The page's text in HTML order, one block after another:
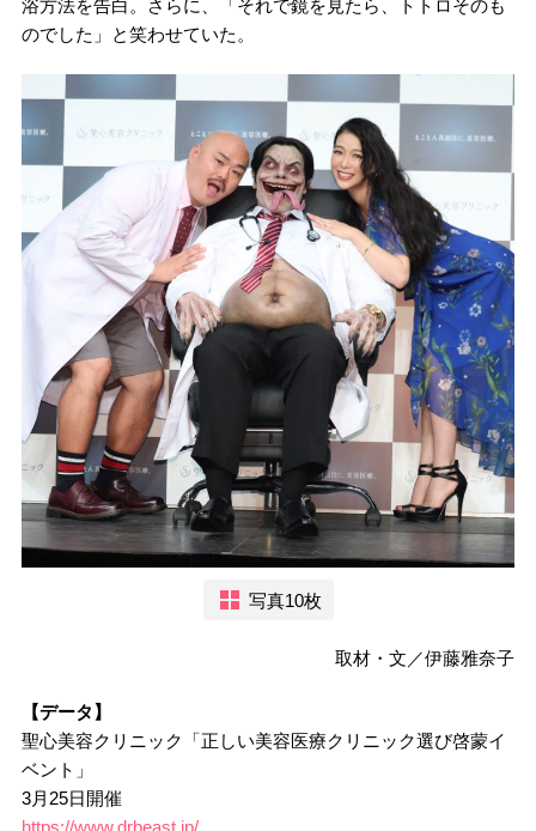
浴方法を告白。さらに、「それで鏡を見たら、トトロそのも
のでした」と笑わせていた。
写真10枚
取材・文／伊藤雅奈子
【データ】
聖心美容クリニック「正しい美容医療クリニック選び啓蒙イ
ベント」
3月25日開催
https://www.drbeast.jp/